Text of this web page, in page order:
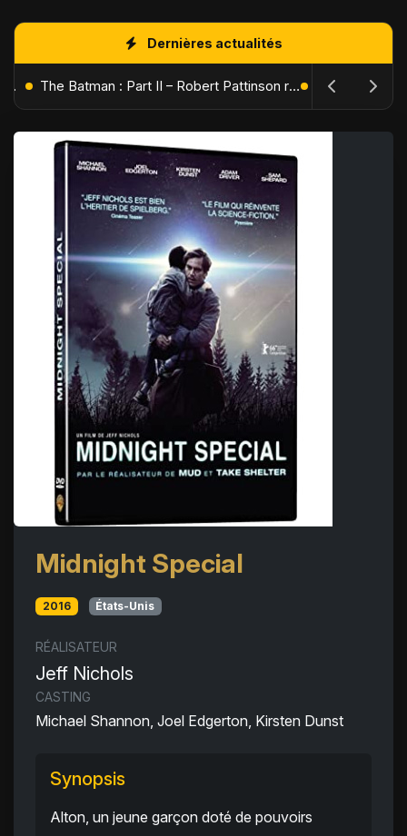
Dernières actualités
L'Âge de Glace : Le Réveil du Volcan – Manny, Sid et Diego de retour pour une aventure explosive The Batman : Part II – Robert Pattinson replonge dans les ténèbres de Gotham dès octobre 2027
Midnight Special
2016 États-Unis
RÉALISATEUR
Jeff Nichols
CASTING
Michael Shannon, Joel Edgerton, Kirsten Dunst
Synopsis
Alton, un jeune garçon doté de pouvoirs